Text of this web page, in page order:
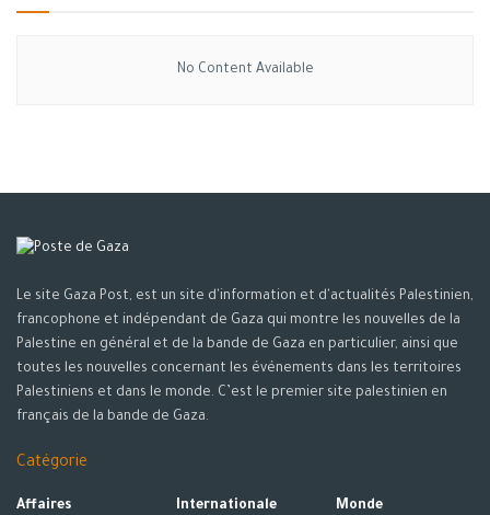
No Content Available
Le site Gaza Post, est un site d'information et d'actualités Palestinien,
francophone et indépendant de Gaza qui montre les nouvelles de la
Palestine en général et de la bande de Gaza en particulier, ainsi que
toutes les nouvelles concernant les événements dans les territoires
Palestiniens et dans le monde. C’est le premier site palestinien en
français de la bande de Gaza.
Catégorie
Affaires
Internationale
Monde